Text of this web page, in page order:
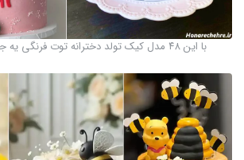
با این ۴۸ مدل کیک تولد دخترانه توت فرنگی یه جشن تولد تکرار ...